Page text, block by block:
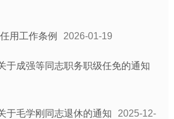
用工作条例 2026-01-19
于成强等同志职务职级任免的通知
于毛学刚同志退休的通知
2025-12-